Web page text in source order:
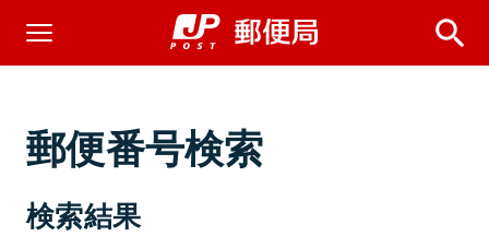
郵便番号検索
検索結果